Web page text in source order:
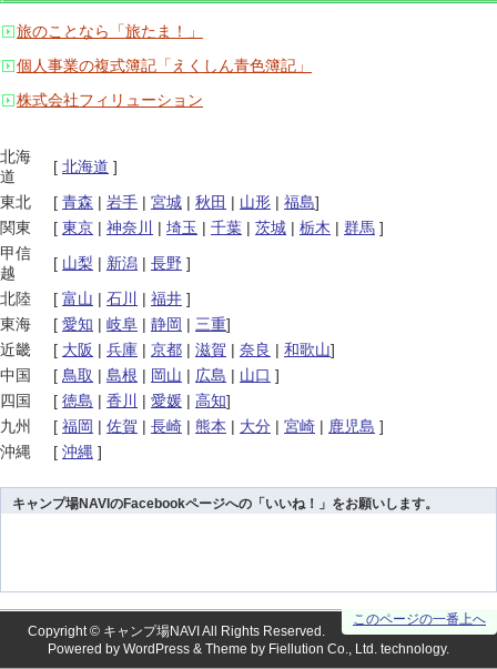
旅のことなら「旅たま！」
個人事業の複式簿記「えくしん青色簿記」
株式会社フィリューション
北海
道
[ 北海道 ]
東北
[ 青森 | 岩手 | 宮城 | 秋田 | 山形 | 福島]
関東
[ 東京 | 神奈川 | 埼玉 | 千葉 | 茨城 | 栃木 | 群馬 ]
甲信
越
[ 山梨 | 新潟 | 長野 ]
北陸
[ 富山 | 石川 | 福井 ]
東海
[ 愛知 | 岐阜 | 静岡 | 三重]
近畿
[ 大阪 | 兵庫 | 京都 | 滋賀 | 奈良 | 和歌山]
中国
[ 鳥取 | 島根 | 岡山 | 広島 | 山口 ]
四国
[ 徳島 | 香川 | 愛媛 | 高知]
九州
[ 福岡 | 佐賀 | 長崎 | 熊本 | 大分 | 宮崎 | 鹿児島 ]
沖縄
[ 沖縄 ]
キャンプ場NAVIのFacebookページへの「いいね！」をお願いします。
このページの一番上へ
Copyright © キャンプ場NAVI All Rights Reserved.
Powered by WordPress & Theme by Fiellution Co., Ltd. technology.